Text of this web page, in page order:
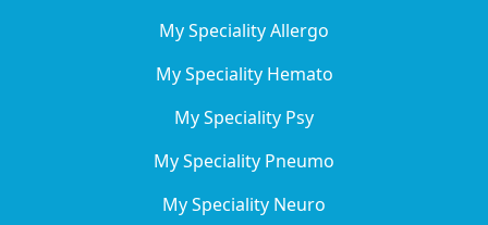
My Speciality Allergo
My Speciality Hemato
My Speciality Psy
My Speciality Pneumo
My Speciality Neuro